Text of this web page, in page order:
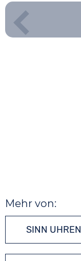
Mehr von:
SINN UHREN